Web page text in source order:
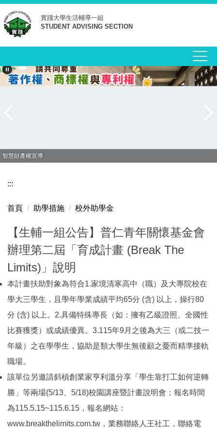
跳
到
主
要
容
區
實踐大學生活輔導一組
STUDENT ADVISING SECTION
智慧財產權宣導
:::
首頁 助學措施 校外助學金
【生輔一組公告】普仁青年關懷基金會
辦理第二屆「育成計畫 (Break The
Limits)」說明
本計畫扶助對象為符合1.家境清寒高中（職）及大專院校在
學大三學生，且學年學業成績平均65分 (含) 以上，操行80
分 (含) 以上。2.具備特殊專長（如：擁有乙級證照、全國性
比賽獲獎）或成績優異。3.115年9月之後為大三（或二技一
年級）之在學學生，協助是類大學生無後顧之憂而精準接軌
職場。
該單位另邀請斜槓創業家亨利溫分享「學生靠打工如何逆轉
勝」等兩場(5/13、5/18)校園講座暨計畫說明會；報名時間
為115.5.15~115.6.15，報名網站：
www.breakthelimits.com.tw，業務聯絡人王社工，聯絡電